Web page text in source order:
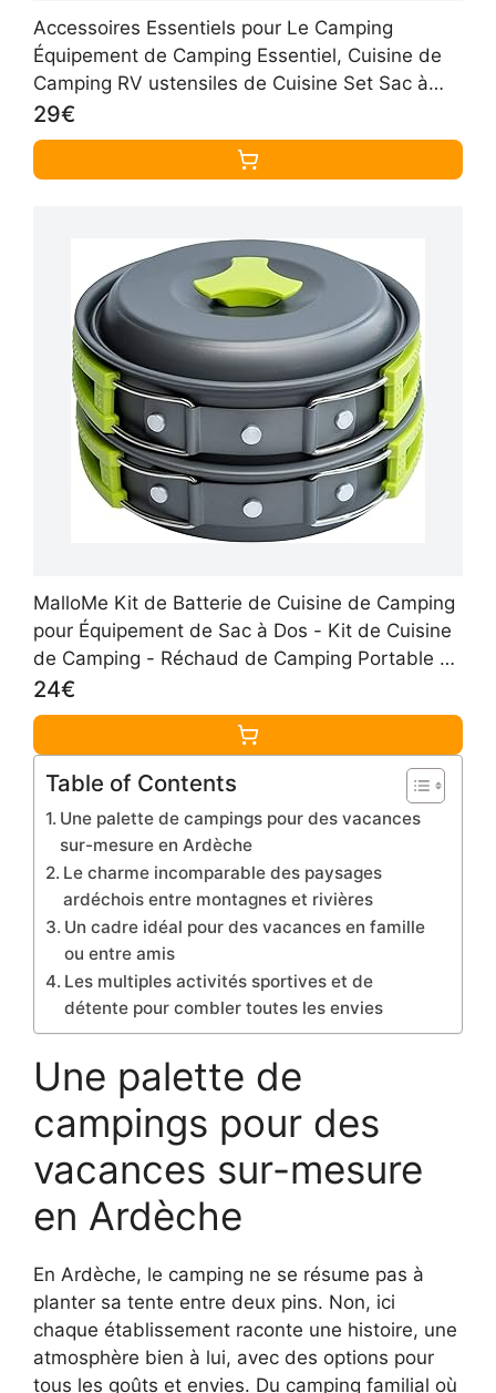
Accessoires Essentiels pour Le Camping
Équipement de Camping Essentiel, Cuisine de
Camping RV ustensiles de Cuisine Set Sac à
Dos matériel de Camping Gadgets de
randonnée
29€
MalloMe Kit de Batterie de Cuisine de Camping
pour Équipement de Sac à Dos - Kit de Cuisine
de Camping - Réchaud de Camping Portable et
Réchaud de Sac à Dos Compatible -
Accessoires de Camping
24€
Table of Contents
Une palette de campings pour des vacances
sur-mesure en Ardèche
Le charme incomparable des paysages
ardéchois entre montagnes et rivières
Un cadre idéal pour des vacances en famille
ou entre amis
Les multiples activités sportives et de
détente pour combler toutes les envies
Une palette de
campings pour des
vacances sur-mesure
en Ardèche
En Ardèche, le camping ne se résume pas à
planter sa tente entre deux pins. Non, ici
chaque établissement raconte une histoire, une
atmosphère bien à lui, avec des options pour
tous les goûts et envies. Du camping familial où